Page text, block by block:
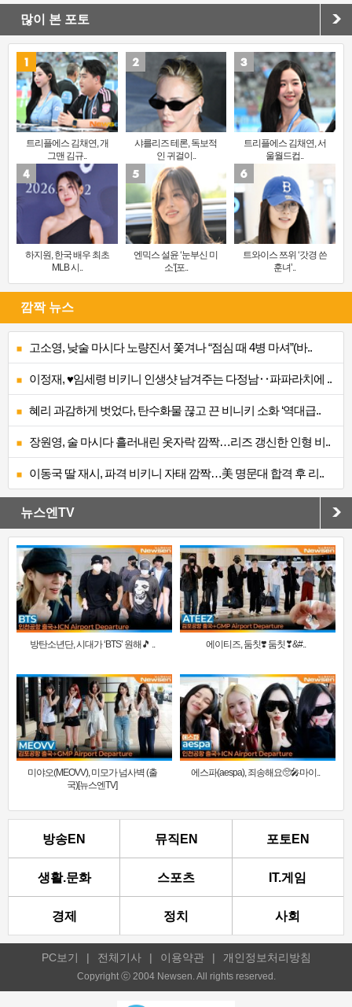
많이 본 포토
트리플에스 김채연, 개
그맨 김규..
샤를리즈 테론, 독보적
인 귀걸이..
트리플에스 김채연, 서
울월드컵..
하지원, 한국 배우 최초
MLB 시..
엔믹스 설윤 ‘눈부신 미
소’[포..
트와이스 쯔위 ‘갓경 쓴
훈녀’..
깜짝 뉴스
고소영, 낮술 마시다 노량진서 쫓겨나 “점심 때 4병 마셔”(바..
이정재, ♥임세령 비키니 인생샷 남겨주는 다정남‥파파라치에 ..
혜리 과감하게 벗었다, 탄수화물 끊고 끈 비니키 소화 ‘역대급..
장원영, 술 마시다 흘러내린 옷자락 깜짝…리즈 갱신한 인형 비..
이동국 딸 재시, 파격 비키니 자태 깜짝…美 명문대 합격 후 리..
뉴스엔TV
방탄소년단, 시대가 ‘BTS’ 원해🎵 .. 에이티즈, 둠칫❣️ 둠칫❣&#..
미야오(MEOVV), 미모가 넘사벽 (출
국)[뉴스엔TV]
에스파(aespa), 죄송해요🥺🎤마이..
방송EN 뮤직EN 포토EN
생활.문화 스포츠 IT.게임
경제 정치 사회
PC보기 | 전체기사 | 이용약관 | 개인정보처리방침
Copyright ⓒ 2004 Newsen. All rights reserved.